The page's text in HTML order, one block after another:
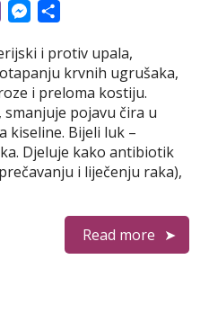
b
e
r
M
s
s
e
n
g
e
a
r
e
i protiv upala,
krvnih ugrušaka,
i preloma kostiju.
smanjuje pojavu čira u
kiseline. Bijeli luk –
Djeluje kako antibiotik
i liječenju raka),
Read more